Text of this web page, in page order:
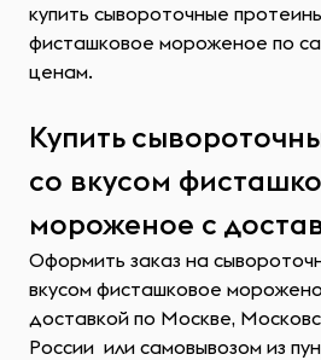
купить сывороточные
фисташковое мороженое по
ценам.
Купить
со вкусом
мороженое с
Оформить заказ на
вкусом фисташковое
доставкой по Москве,
России или самовывозом из